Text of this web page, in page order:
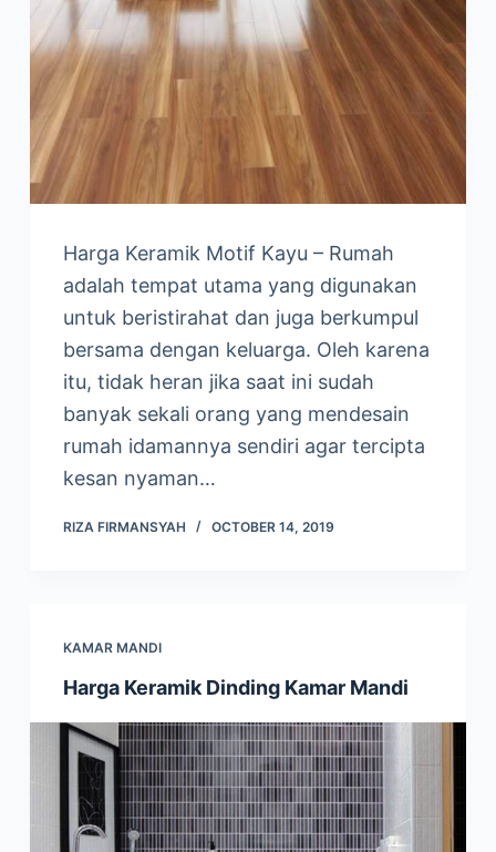
Harga Keramik Motif Kayu – Rumah
adalah tempat utama yang digunakan
untuk beristirahat dan juga berkumpul
bersama dengan keluarga. Oleh karena
itu, tidak heran jika saat ini sudah
banyak sekali orang yang mendesain
rumah idamannya sendiri agar tercipta
kesan nyaman…
RIZA FIRMANSYAH OCTOBER 14, 2019
KAMAR MANDI
Harga Keramik Dinding Kamar Mandi